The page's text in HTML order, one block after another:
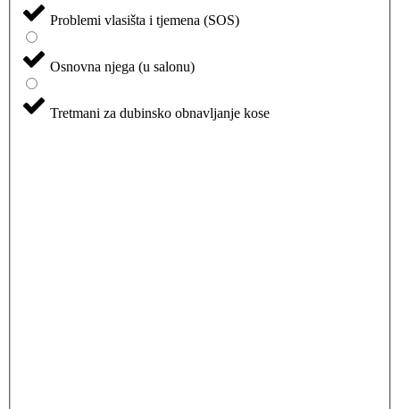
Problemi vlasišta i tjemena (SOS)
Osnovna njega (u salonu)
Tretmani za dubinsko obnavljanje kose